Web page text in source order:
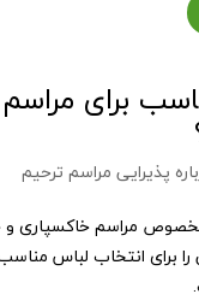
برای
پذیرایی مراسم ترحیم
مراسم خاکسپاری
برای انتخاب لباس